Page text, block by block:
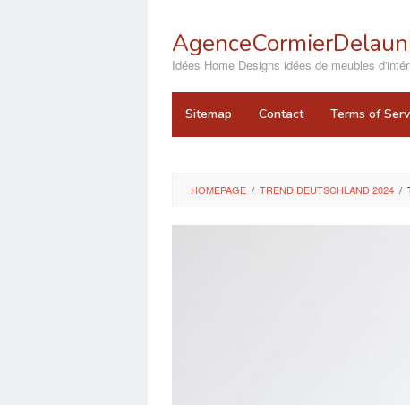
content
Idées Home Designs idées de meubles
Sitemap Contact Terms of
HOMEPAGE / TREND DEUTSCHLAND 2024 /